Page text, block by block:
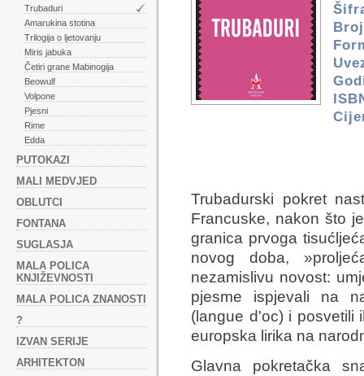
Trubaduri
Amarukina stotina
Trilogija o ljetovanju
Miris jabuka
Četiri grane Mabinogija
Beowulf
Volpone
Pjesni
Rime
Edda
PUTOKAZI
MALI MEDVJED
OBLUTCI
FONTANA
SUGLASJA
MALA POLICA
KNJIŽEVNOSTI
MALA POLICA ZNANOSTI
?
IZVAN SERIJE
ARHITEKTON
Trubadurski pokret
Francuske, nakon što
granica prvoga
novog doba,
nezamislivu novost:
pjesme ispjevali na
(langue d'oc) i posvetili
europska lirika na
Glavna pokretačka